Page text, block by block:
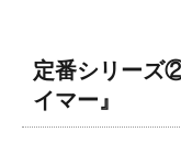
定番シリーズ
イマー』